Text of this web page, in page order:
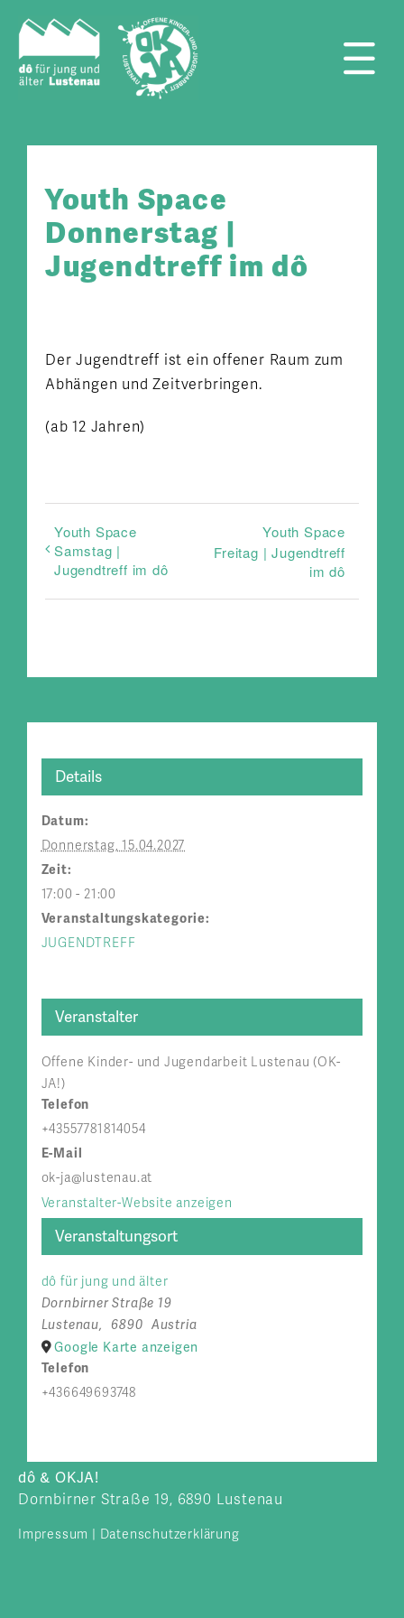
Inhalt
springen
Youth Space
Donnerstag |
Jugendtreff im dô
Der Jugendtreff ist ein offener Raum zum
Abhängen und Zeitverbringen.
(ab 12 Jahren)
Youth Space
Samstag |
Jugendtreff im dô
Youth Space
Freitag | Jugendtreff
im dô
Details
Datum:
Donnerstag, 15.04.2027
Zeit:
17:00 - 21:00
Veranstaltungskategorie:
JUGENDTREFF
Veranstaltungsort
dô für jung und älter
Dornbirner Straße 19
Lustenau, 6890 Austria
Google Karte anzeigen
Telefon
+436649693748
Veranstalter
Offene Kinder- und Jugendarbeit Lustenau (OK-
JA!)
Telefon
+43557781814054
E-Mail
ok-ja@lustenau.at
Veranstalter-Website anzeigen
dô & OKJA!
Dornbirner Straße 19, 6890 Lustenau
Impressum Datenschutzerklärung